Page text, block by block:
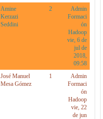
Amine
Kerzazi
Seddini
2
Admin
Formaci
ón
Hadoop
vie, 6 de
jul de
2018,
09:58
José Manuel
Mesa Gómez
1
Admin
Formaci
ón
Hadoop
vie, 22
de jun